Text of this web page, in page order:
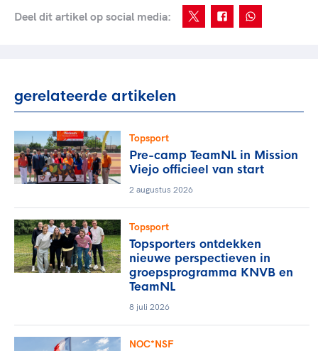
Deel dit artikel op social media:
gerelateerde artikelen
Topsport
Pre-camp TeamNL in Mission
Viejo officieel van start
2 augustus 2026
Topsport
Topsporters ontdekken
nieuwe perspectieven in
groepsprogramma KNVB en
TeamNL
8 juli 2026
NOC*NSF